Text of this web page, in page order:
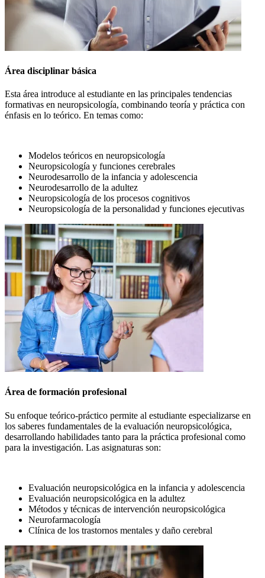
Área disciplinar básica
Esta área introduce al estudiante en las principales tendencias
formativas en neuropsicología, combinando teoría y práctica con
énfasis en lo teórico. En temas como:
Modelos teóricos en neuropsicología
Neuropsicología y funciones cerebrales
Neurodesarrollo de la infancia y adolescencia
Neurodesarrollo de la adultez
Neuropsicología de los procesos cognitivos
Neuropsicología de la personalidad y funciones ejecutivas
Área de formación profesional
Su enfoque teórico-práctico permite al estudiante especializarse en
los saberes fundamentales de la evaluación neuropsicológica,
desarrollando habilidades tanto para la práctica profesional como
para la investigación. Las asignaturas son:
Evaluación neuropsicológica en la infancia y adolescencia
Evaluación neuropsicológica en la adultez
Métodos y técnicas de intervención neuropsicológica
Neurofarmacología
Clínica de los trastornos mentales y daño cerebral